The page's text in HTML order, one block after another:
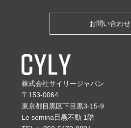
お問い合わせ
株式会社サイリージャパン
〒153-0064
東京都目黒区下目黒3-15-9
Le semina目黒不動 1階